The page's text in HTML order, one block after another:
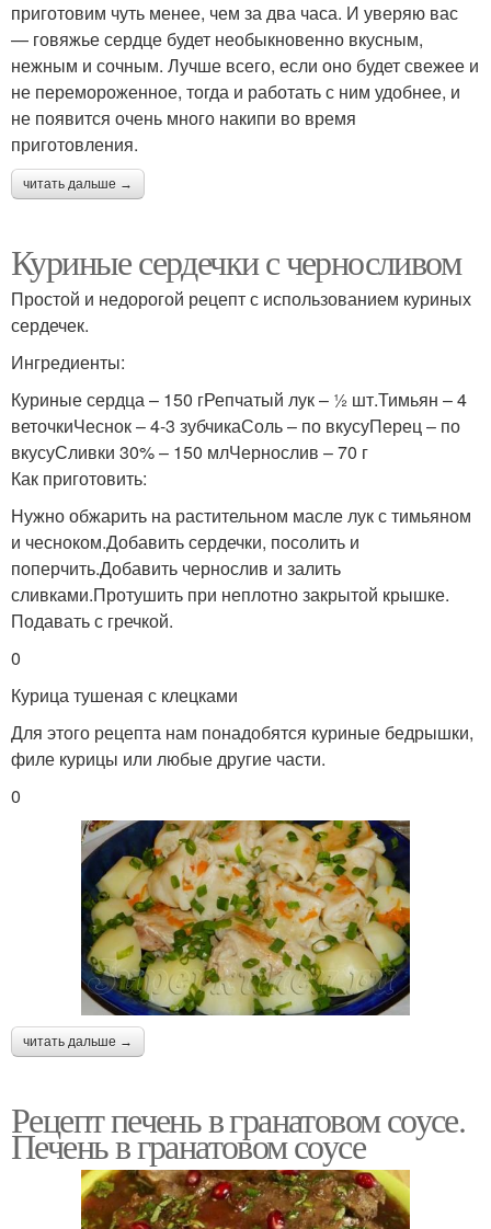
приготовим чуть менее, чем за два часа. И уверяю вас
— говяжье сердце будет необыкновенно вкусным,
нежным и сочным. Лучше всего, если оно будет свежее и
не перемороженное, тогда и работать с ним удобнее, и
не появится очень много накипи во время
приготовления.
читать дальше →
Куриные сердечки с черносливом
Простой и недорогой рецепт с использованием куриных
сердечек.
Ингредиенты:
Куриные сердца – 150 гРепчатый лук – ½ шт.Тимьян – 4
веточкиЧеснок – 4-3 зубчикаСоль – по вкусуПерец – по
вкусуСливки 30% – 150 млЧернослив – 70 г
Как приготовить:
Нужно обжарить на растительном масле лук с тимьяном
и чесноком.Добавить сердечки, посолить и
поперчить.Добавить чернослив и залить
сливками.Протушить при неплотно закрытой крышке.
Подавать с гречкой.
0
Курица тушеная с клецками
Для этого рецепта нам понадобятся куриные бедрышки,
филе курицы или любые другие части.
0
читать дальше →
Рецепт печень в гранатовом соусе.
Печень в гранатовом соусе